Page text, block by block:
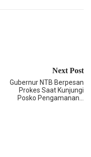
Next Post
Gubernur NTB Berpesan
Prokes Saat Kunjungi
Posko Pengamanan…